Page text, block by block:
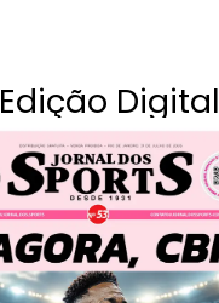
Edição Digital